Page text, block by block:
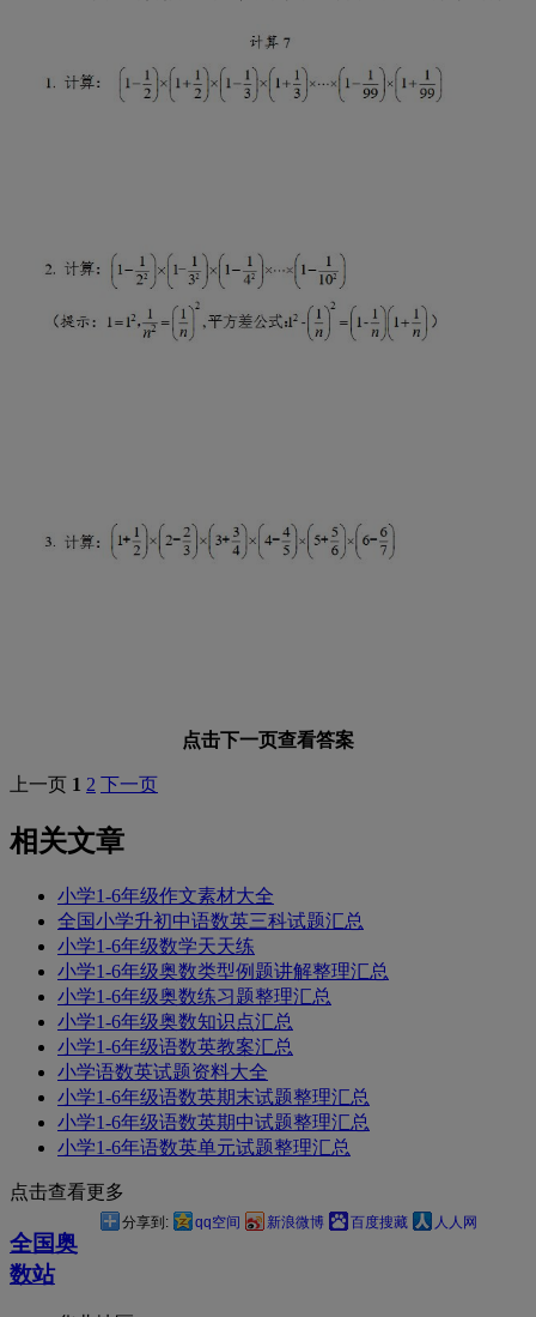
点击下一页查看答案
上一页 1 2 下一页
相关文章
小学1-6年级作文素材大全
全国小学升初中语数英三科试题汇总
小学1-6年级数学天天练
小学1-6年级奥数类型例题讲解整理汇总
小学1-6年级奥数练习题整理汇总
小学1-6年级奥数知识点汇总
小学1-6年级语数英教案汇总
小学语数英试题资料大全
小学1-6年级语数英期末试题整理汇总
小学1-6年级语数英期中试题整理汇总
小学1-6年语数英单元试题整理汇总
点击查看更多
分享到: qq空间 新浪微博 百度搜藏 人人网
全国奥
数站